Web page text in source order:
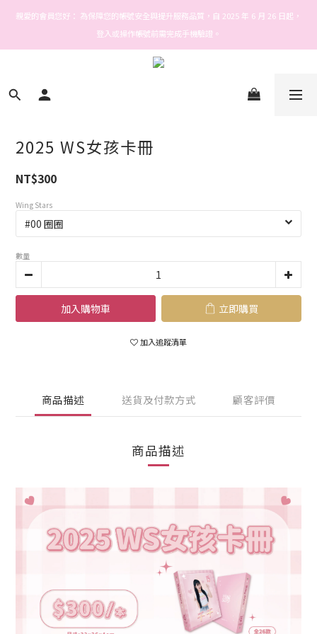
Welcome! Stars house
親愛的會員您好： 為保障您的帳號安全與提升服務品質，自 2025 年 6 月 26 日起，
登入或操作帳號前需完成手機驗證。
2025 WS女孩卡冊
NT$300
Wing Stars
數量
加入購物車 立即購買
加入追蹤清單
商品描述 送貨及付款方式 顧客評價
商品描述